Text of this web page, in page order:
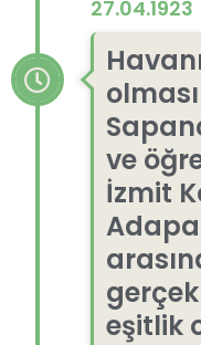
27.04.1923
ve
İzmit
eşitlik